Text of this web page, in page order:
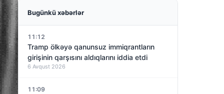
Bugünkü xəbərlər
11:12
Tramp ölkəyə qanunsuz immiqrantların
girişinin qarşısını aldıqlarını iddia etdi
6 Avqust 2026
11:09